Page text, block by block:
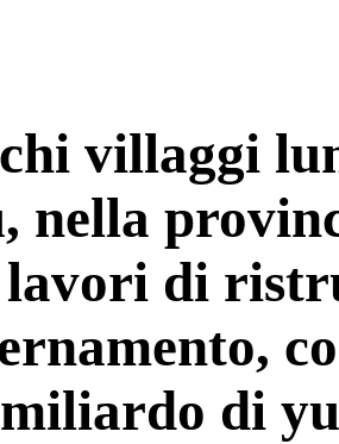
villaggi
nella
di
di